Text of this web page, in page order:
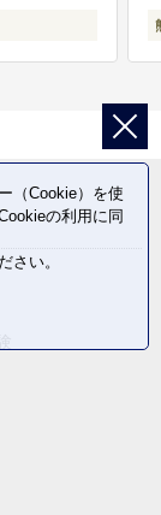
（Cookie）を使
の利用に同
さい。